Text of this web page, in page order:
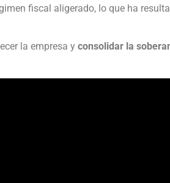
fiscal aligerado, lo que ha
la empresa yconsolidar la